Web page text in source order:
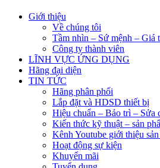
Giới thiệu
Về chúng tôi
Tầm nhìn – Sứ mệnh – Giá
Công ty thành viên
LĨNH VỰC ỨNG DỤNG
Hãng đại diện
TIN TỨC
Hãng phân phối
Lắp đặt và HDSD thiết bị
Hiệu chuẩn – Bảo trì – Sửa
Kiến thức kỹ thuật – sản
Kênh Youtube giới thiệu
Hoạt động sự kiện
Khuyến mãi